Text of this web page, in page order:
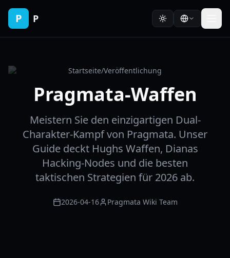
P P
Startseite/Veröffentlichung
Pragmata-Waffen
Meistern Sie den einzigartigen Dual-
Charakter-Kampf von Pragmata. Unser
Guide deckt Hughs Waffen, Dianas
Hacking-Nodes und die besten
taktischen Strategien für 2026 ab.
2026-04-16 Pragmata Wiki Team